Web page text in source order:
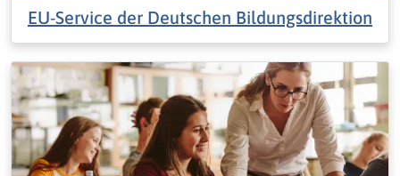
EU-Service der Deutschen Bildungsdirektion